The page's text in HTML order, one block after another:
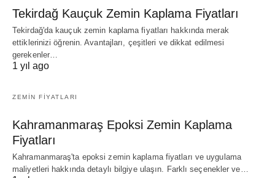
Tekirdağ Kauçuk Zemin Kaplama Fiyatları
Tekirdağ'da kauçuk zemin kaplama fiyatları hakkında merak
ettiklerinizi öğrenin. Avantajları, çeşitleri ve dikkat edilmesi
gerekenler…
1 yıl ago
ZEMIN FIYATLARI
Kahramanmaraş Epoksi Zemin Kaplama
Fiyatları
Kahramanmaraş'ta epoksi zemin kaplama fiyatları ve uygulama
maliyetleri hakkında detaylı bilgiye ulaşın. Farklı seçenekler ve…